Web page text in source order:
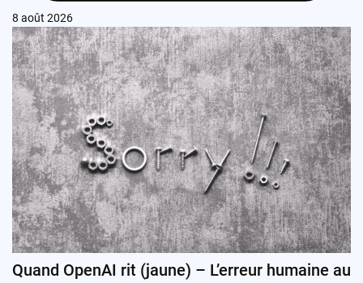
8 août 2026
Quand OpenAI rit (jaune) – L’erreur humaine au